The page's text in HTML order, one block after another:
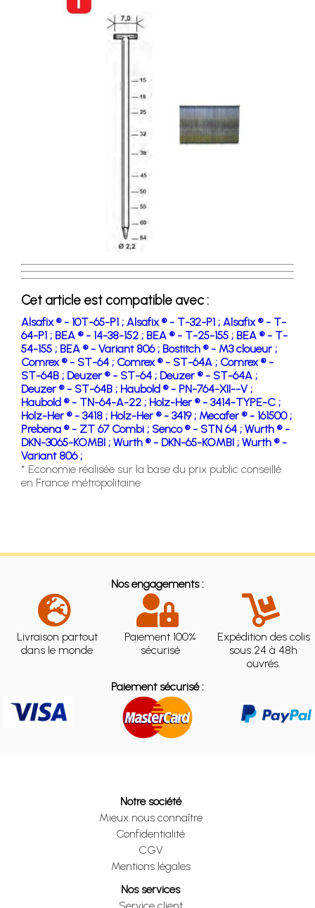
Cet article est compatible avec :
Alsafix ® - 10T-65-P1 ; Alsafix ® - T-32-P1 ; Alsafix ® - T-
64-P1 ; BEA ® - 14-38-152 ; BEA ® - T-25-155 ; BEA ® - T-
54-155 ; BEA ® - Variant 806 ; Bostitch ® - M3 cloueur ;
Comrex ® - ST-64 ; Comrex ® - ST-64A ; Comrex ® -
ST-64B ; Deuzer ® - ST-64 ; Deuzer ® - ST-64A ;
Deuzer ® - ST-64B ; Haubold ® - PN-764-XII--V ;
Haubold ® - TN-64-A-22 ; Holz-Her ® - 3414-TYPE-C ;
Holz-Her ® - 3418 ; Holz-Her ® - 3419 ; Mecafer ® - 161500 ;
Prebena ® - ZT 67 Combi ; Senco ® - STN 64 ; Wurth ® -
DKN-3065-KOMBI ; Wurth ® - DKN-65-KOMBI ; Wurth ® -
Variant 806 ;
* Economie réalisée sur la base du prix public conseillé
en France métropolitaine
Nos engagements :
Livraison partout
dans le monde
Paiement 100%
sécurisé
Expédition des colis
sous 24 à 48h
ouvrés.
Paiement sécurisé :
Notre société
Mieux nous connaître
Confidentialité
CGV
Mentions légales
Nos services
Service client